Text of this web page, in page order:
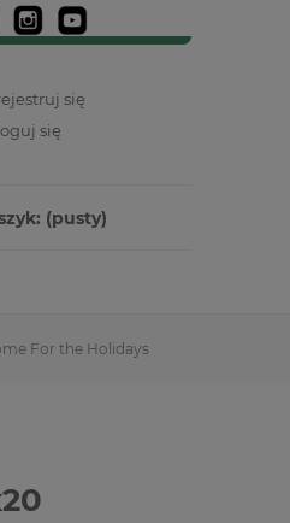
się
się
(pusty)
For the Holidays